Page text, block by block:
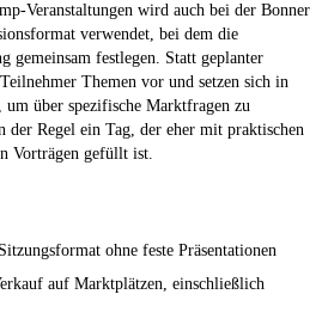
Veranstaltungen wird auch bei der Bonner
verwendet, bei dem die
gemeinsam festlegen. Statt geplanter
Themen vor und setzen sich in
um über spezifische Marktfragen zu
der Regel ein Tag, der eher mit praktischen
Vorträgen gefüllt ist.
ohne feste Präsentationen
auf Marktplätzen, einschließlich